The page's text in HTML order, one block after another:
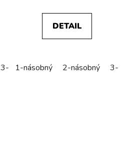
3-násobný 4-násobný 5-
DETAIL
1-násobný 2-násobný 3-